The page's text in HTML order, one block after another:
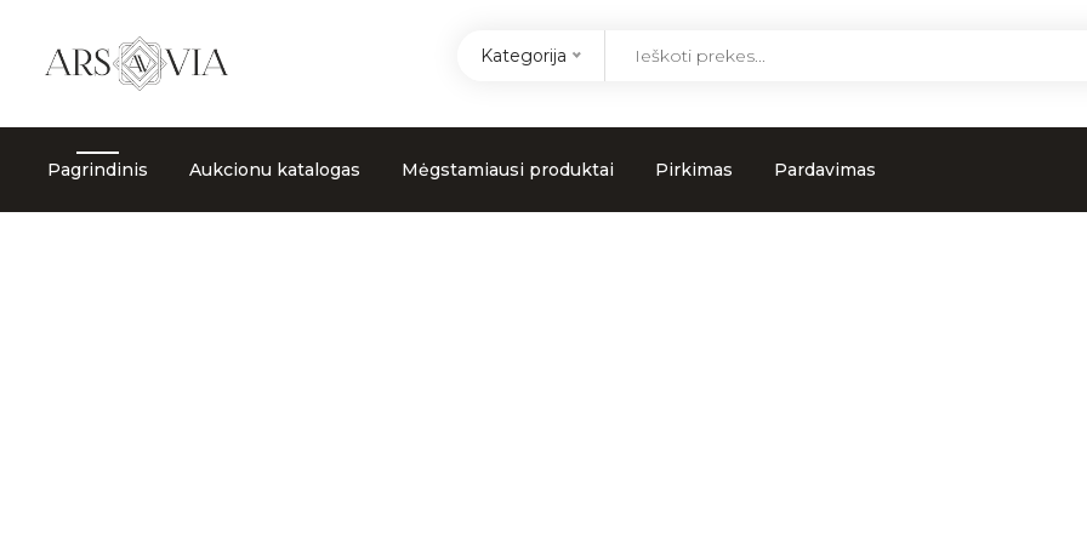
Kategorija
Pagrindinis Aukcionu katalogas Mėgstamiausi produktai Pirkimas Pardavimas